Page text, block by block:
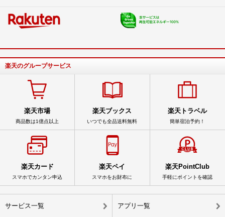
楽天のグループサービス
楽天市場
商品数は1億点以上
楽天ブックス
いつでも全品送料無料
楽天トラベル
簡単宿泊予約！
楽天カード
スマホでカンタン申込
楽天ペイ
スマホをお財布に
楽天PointClub
手軽にポイントを確認
サービス一覧 アプリ一覧